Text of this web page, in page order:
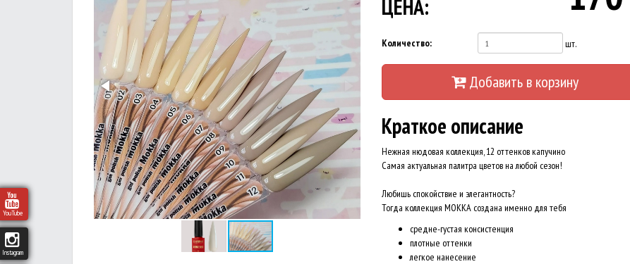
YouTube
Instagram
ЦЕНА:
Количество: шт.
Добавить в корзину
Краткое описание
Нежная нюдовая коллекция, 12 оттенков капучино
Самая актуальная палитра цветов на любой сезон!
Любишь спокойствие и элегантность?
Тогда коллекция MOKKA создана именно для тебя
средне-густая консистенция
плотные оттенки
легкое нанесение